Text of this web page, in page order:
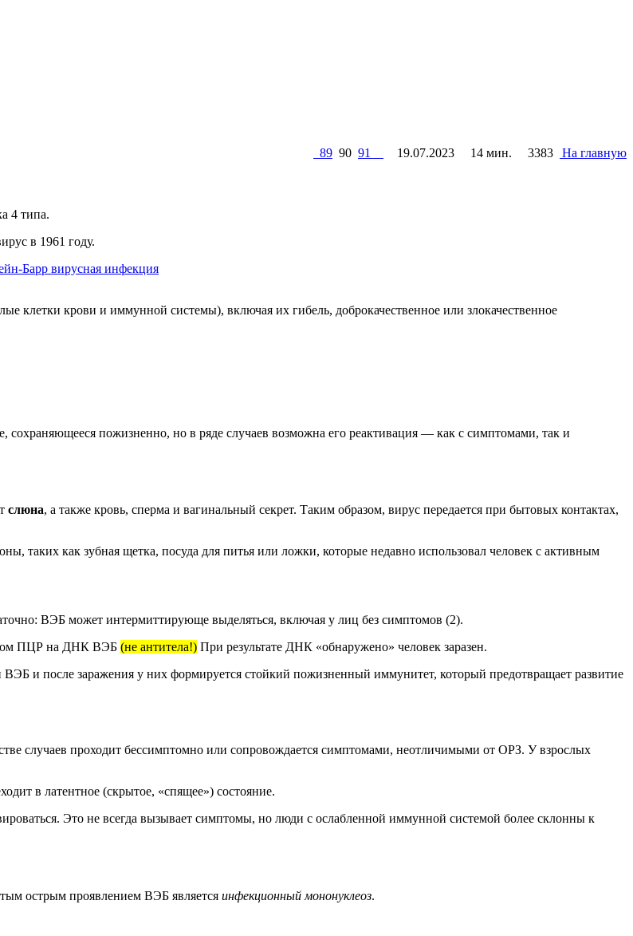
89 90 91 19.07.2023 14 мин. 3383 На главную
4 типа.
в 1961 году.
клетки крови и иммунной системы), включая их гибель, доброкачественное или злокачественное
пожизненно, но в ряде случаев возможна его реактивация — как с симптомами, так и
слюна, а также кровь, сперма и вагинальный секрет. Таким образом, вирус передается при бытовых контактах,
таких как зубная щетка, посуда для питья или ложки, которые недавно использовал человек с активным
ВЭБ может интермиттирующе выделяться, включая у лиц без симптомов (2).
ПЦР на ДНК ВЭБ (не антитела!) При результате ДНК «обнаружено» человек заразен.
и после заражения у них формируется стойкий пожизненный иммунитет, который предотвращает развитие
случаев проходит бессимптомно или сопровождается симптомами, неотличимыми от ОРЗ. У взрослых
в латентное (скрытое, «спящее») состояние.
Это не всегда вызывает симптомы, но люди с ослабленной иммунной системой более склонны к
острым проявлением ВЭБ является инфекционный мононуклеоз.